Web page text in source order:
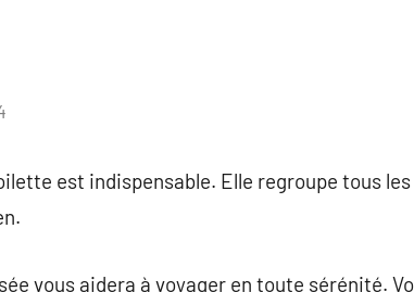
est indispensable. Elle regroupe tous
vous aidera à voyager en toute sérénité.